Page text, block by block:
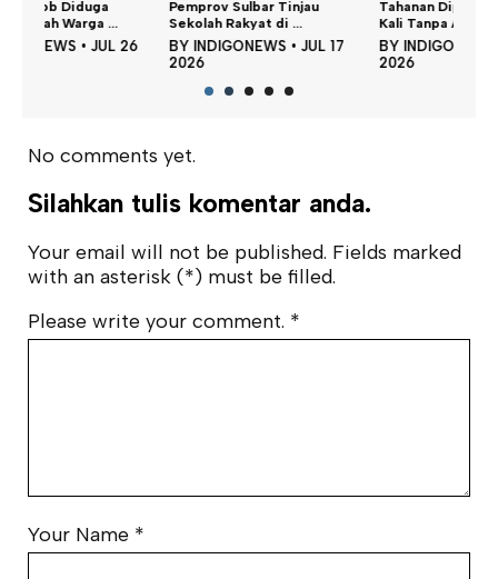
Pemprov Sulbar Tinjau
Sekolah Rakyat di ...
BYINDIGONEWS •JUL 17
Tahanan Dipukul Rotan 25
Kali Tanpa Alas...
BYINDIGONEWS •JUN 25
No comments yet.
Silahkan tulis komentar anda.
Your email will not be published. Fields marked
with an asterisk (*) must be filled.
Please write your comment. *
Your Name *